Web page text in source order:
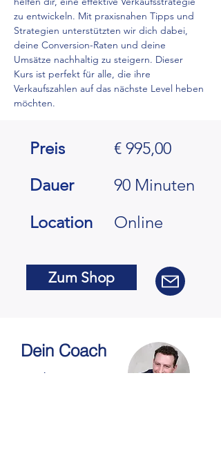
zu entwickeln. Mit praxisnahen Tipps und
Strategien unterstützten wir dich dabei,
deine Conversion-Raten und deine
Umsätze nachhaltig zu steigern. Dieser
Kurs ist perfekt für alle, die ihre
Verkaufszahlen auf das nächste Level heben
möchten.
Preis
Dauer
Location
€ 995,00
90 Minuten
Online
Zum Shop
Dein Coach
Christian